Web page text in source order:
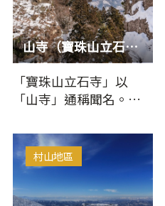
山寺（寶珠山立石寺）
「寶珠山立石寺」以
「山寺」通稱聞名。山
修行、信仰聖地，從登
山口到有大…
村山地區